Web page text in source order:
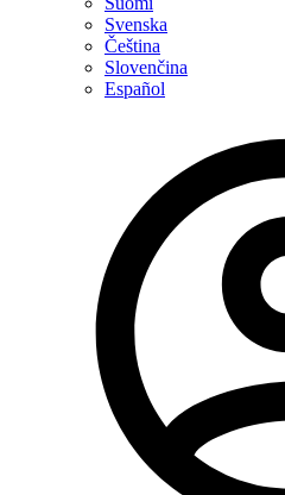
Svenska
Čeština
Slovenčina
Español